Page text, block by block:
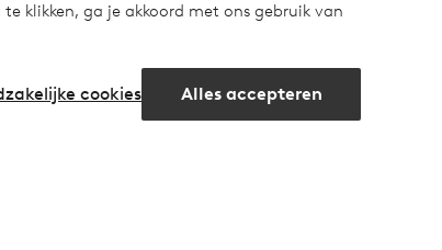
klikken, ga je akkoord met ons gebruik van
Alles accepteren
cookies